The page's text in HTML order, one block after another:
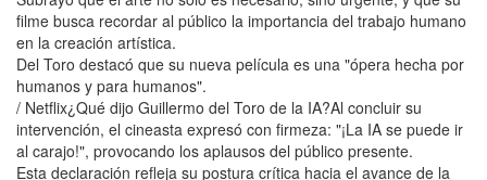
filme busca recordar al público la importancia del trabajo humano
en la creación artística.
Del Toro destacó que su nueva película es una "ópera hecha por
humanos y para humanos".
/ Netflix¿Qué dijo Guillermo del Toro de la IA?Al concluir su
intervención, el cineasta expresó con firmeza: "¡La IA se puede ir
al carajo!", provocando los aplausos del público presente.
Esta declaración refleja su postura crítica hacia el avance de la